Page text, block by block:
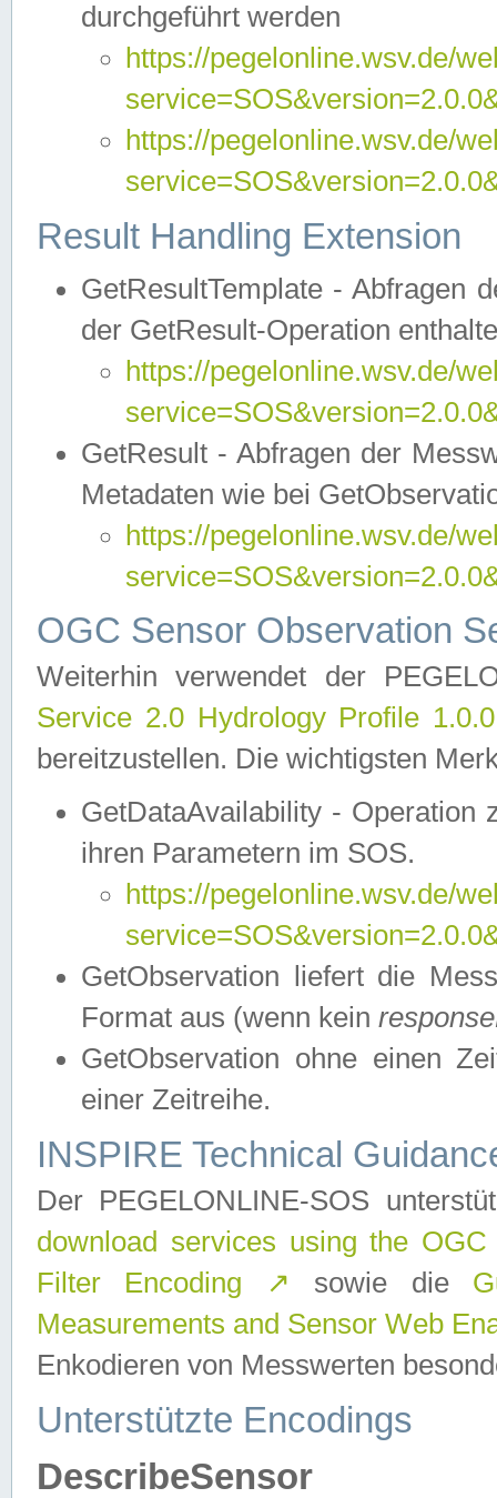
durchgeführt werden
https://pegelonline.wsv.de/
https://pegelonline.wsv.de/
Result Handling Extension
GetResultTemplate - Abfragen
der GetResult-Operation
https://pegelonline.wsv.de/
GetResult - Abfragen der
Metadaten wie bei
https://pegelonline.wsv.de/
OGC Sensor Observation
Weiterhin verwendet der
Service 2.0 Hydrology Profile
bereitzustellen. Die wichtigsten
GetDataAvailability - Operation
ihren Parametern im SOS.
https://pegelonline.wsv.de/
GetObservation liefert die
Format aus (wenn kein
GetObservation ohne einen
einer Zeitreihe.
INSPIRE Technical
Der PEGELONLINE-SOS
download services using the
Filter Encoding
↗ sowie die
Measurements and Sensor Web
Enkodieren von Messwerten
Unterstützte Encodings
DescribeSensor